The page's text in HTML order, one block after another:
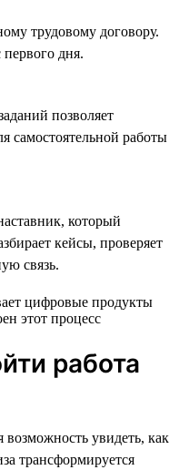
трудовому договору.
дня.
позволяет
самостоятельной работы
который
кейсы, проверяет
связь.
работа
увидеть, как
трансформируется